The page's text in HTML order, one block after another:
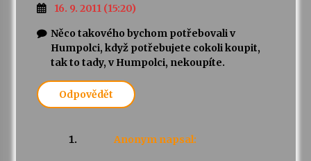
16. 9. 2011 (15:20)
Něco takového bychom potřebovali v
Humpolci, když potřebujete cokoli koupit,
tak to tady, v Humpolci, nekoupíte.
Odpovědět
Anonym napsal: